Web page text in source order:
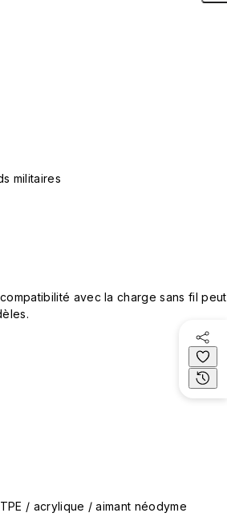
militaires
avec la charge sans fil peut
/ acrylique / aimant néodyme